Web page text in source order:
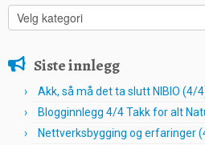
Kategorier
Siste innlegg
Akk, så må det ta slutt NIBIO (4/
Blogginnlegg 4/4 Takk for alt
Nettverksbygging og erfaringer